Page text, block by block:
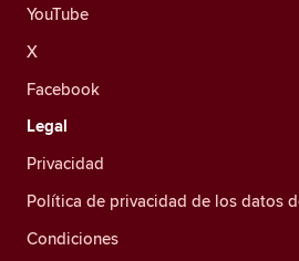
YouTube
X
Facebook
Legal
Privacidad
Política de privacidad de los datos
Condiciones